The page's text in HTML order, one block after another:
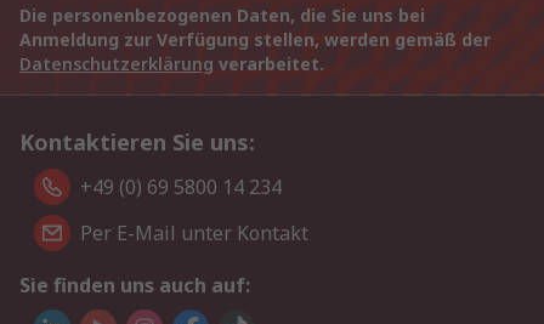
Die personenbezogenen Daten, die Sie uns bei
Anmeldung zur Verfügung stellen, werden gemäß der
Datenschutzerklärung verarbeitet.
Kontaktieren Sie uns:
+49 (0) 69 5800 14 234
Per E-Mail unter Kontakt
Sie finden uns auch auf: